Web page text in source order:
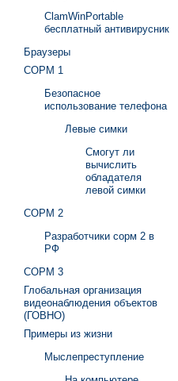
ClamWinPortable
бесплатный антивирусник
Браузеры
СОРМ 1
Безопасное
использование телефона
Левые симки
Смогут ли
вычислить
обладателя
левой симки
СОРМ 2
Разработчики сорм 2 в
РФ
СОРМ 3
Глобальная организация
видеонаблюдения объектов
(ГОВНО)
Примеры из жизни
Мыслепреступление